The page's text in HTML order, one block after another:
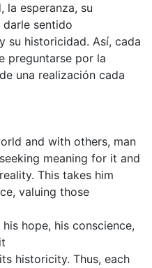
la esperanza, su
sentido
su historicidad. Así, cada
preguntarse por la
una realización cada
and with others, man
meaning for it and
This takes him
valuing those
hope, his conscience,
historicity. Thus, each